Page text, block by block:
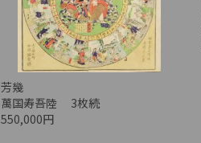
芳幾
萬国寿吾陸 3枚続
550,000円